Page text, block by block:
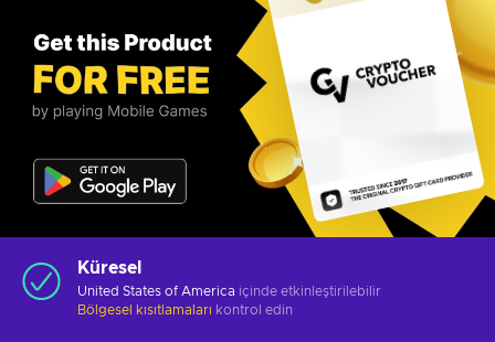
Küresel
United States of America içinde etkinleştirilebilir
Bölgesel kısıtlamaları kontrol edin